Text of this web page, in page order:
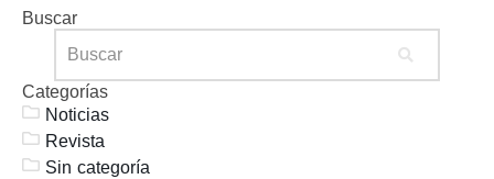
Buscar
Categorías
Noticias
Revista
Sin categoría